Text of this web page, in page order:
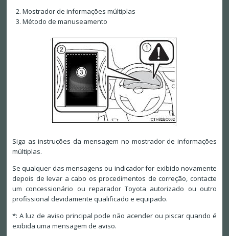
Mostrador de informações múltiplas
Método de manuseamento
Siga as instruções da mensagem no mostrador de informações
múltiplas.
Se qualquer das mensagens ou indicador for exibido novamente
depois de levar a cabo os procedimentos de correção, contacte
um concessionário ou reparador Toyota autorizado ou outro
profissional devidamente qualificado e equipado.
*: A luz de aviso principal pode não acender ou piscar quando é
exibida uma mensagem de aviso.